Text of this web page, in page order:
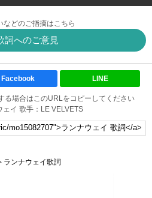
などのご指摘はこちら
詞へのご意見
Facebook LINE
る場合はこのURLをコピーしてください
ェイ 歌手：LE VELVETS
ランナウェイ歌詞